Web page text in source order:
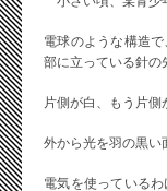
電球のような構造
部に立っている針の
片側が白、もう片側
外から光を羽の黒い
電気を使っている